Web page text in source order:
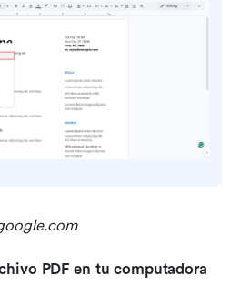
PDF en tu computadora